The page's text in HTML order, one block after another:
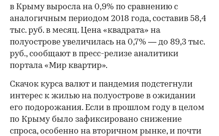
в Крыму выросла на 0,9% по сравнению с
аналогичным периодом 2018 года, составив 58,4
тыс. руб. в месяц. Цена «квадрата» на
полуострове увеличилась на 0,7% — до 89,3 тыс.
руб., сообщают в пресс-релизе аналитики
портала «Мир квартир».
Скачок курса валют и пандемия подстегнули
интерес к жилью на полуострове в ожидании
его подорожания. Если в прошлом году в целом
по Крыму было зафиксировано снижение
спроса, особенно на вторичном рынке, и почти